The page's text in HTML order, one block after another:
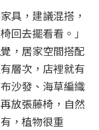
具，建議混搭，
回去擺看看。」
，居家空間搭配
層次，店裡就有
沙發、海草編織
放張藤椅，自然
，植物很重